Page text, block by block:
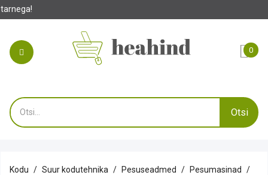
0
Otsi
Kodu Suur kodutehnika Pesuseadmed Pesumasinad